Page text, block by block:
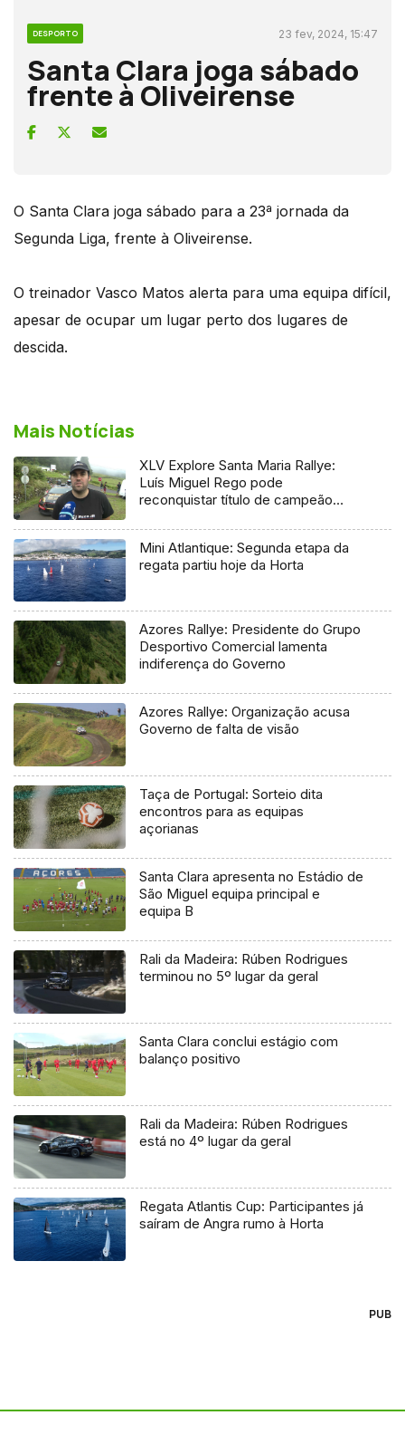
DESPORTO 23 fev, 2024, 15:47
Santa Clara joga sábado
frente à Oliveirense
O Santa Clara joga sábado para a 23ª jornada da
Segunda Liga, frente à Oliveirense.
O treinador Vasco Matos alerta para uma equipa difícil,
apesar de ocupar um lugar perto dos lugares de
descida.
Mais Notícias
XLV Explore Santa Maria Rallye:
Luís Miguel Rego pode
reconquistar título de campeão
Mini Atlantique: Segunda etapa da
regata partiu hoje da Horta
Azores Rallye: Presidente do Grupo
Desportivo Comercial lamenta
indiferença do Governo
Azores Rallye: Organização acusa
Governo de falta de visão
Taça de Portugal: Sorteio dita
encontros para as equipas
açorianas
Santa Clara apresenta no Estádio de
São Miguel equipa principal e
equipa B
Rali da Madeira: Rúben Rodrigues
terminou no 5º lugar da geral
Santa Clara conclui estágio com
balanço positivo
Rali da Madeira: Rúben Rodrigues
está no 4º lugar da geral
Regata Atlantis Cup: Participantes já
saíram de Angra rumo à Horta
PUB